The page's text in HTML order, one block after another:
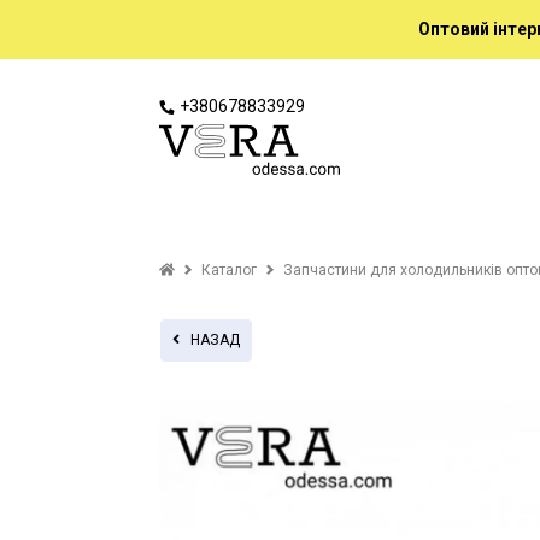
Оптовий
+380678833929
Каталог Запчастини для холодильників
НАЗАД